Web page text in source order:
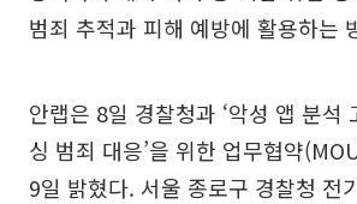
범죄 추적과 피해 예방에 활용하는
안랩은 8일 경찰청과 ‘악성 앱 분석
싱 범죄 대응’을 위한 업무협약
9일 밝혔다. 서울 종로구 경찰청 전